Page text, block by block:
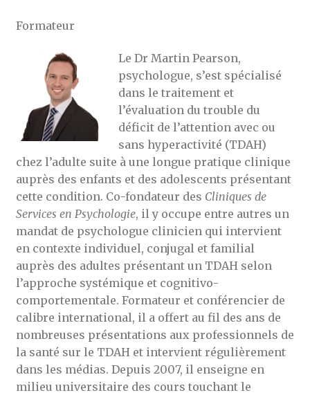
Formateur
Le Dr Martin Pearson,
psychologue, s’est spécialisé
dans le traitement et
l’évaluation du trouble du
déficit de l’attention avec ou
sans hyperactivité (TDAH)
chez l’adulte suite à une longue pratique clinique
auprès des enfants et des adolescents présentant
cette condition. Co-fondateur des Cliniques de
Services en Psychologie, il y occupe entre autres un
mandat de psychologue clinicien qui intervient
en contexte individuel, conjugal et familial
auprès des adultes présentant un TDAH selon
l’approche systémique et cognitivo-
comportementale. Formateur et conférencier de
calibre international, il a offert au fil des ans de
nombreuses présentations aux professionnels de
la santé sur le TDAH et intervient régulièrement
dans les médias. Depuis 2007, il enseigne en
milieu universitaire des cours touchant le